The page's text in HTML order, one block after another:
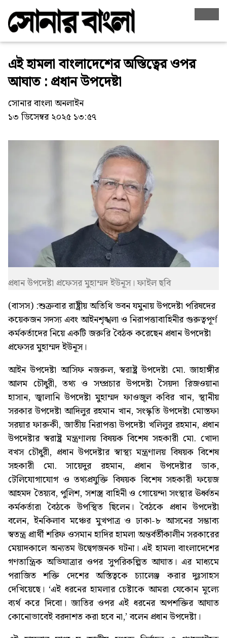
এই হামলা বাংলাদেশের অস্তিত্বের ওপর
আঘাত : প্রধান উপদেষ্টা
সোনার বাংলা অনলাইন
১৩ ডিসেম্বর ২০২৫ ১৩:৫৭
প্রধান উপদেষ্টা প্রফেসর মুহাম্মদ ইউনূস। ফাইল ছবি
(বাসস) :শুক্রবার রাষ্ট্রীয় অতিথি ভবন যমুনায় উপদেষ্টা পরিষদের
কয়েকজন সদস্য এবং আইনশৃঙ্খলা ও নিরাপত্তাবাহিনীর গুরুত্বপূর্ণ
কর্মকর্তাদের নিয়ে একটি জরুরি বৈঠক করেছেন প্রধান উপদেষ্টা
প্রফেসর মুহাম্মদ ইউনূস।
আইন উপদেষ্টা আসিফ নজরুল, স্বরাষ্ট্র উপদেষ্টা মো. জাহাঙ্গীর
আলম চৌধুরী, তথ্য ও সম্প্রচার উপদেষ্টা সৈয়দা রিজওয়ানা
হাসান, জ্বালানি উপদেষ্টা মুহাম্মদ ফাওজুল কবির খান, স্থানীয়
সরকার উপদেষ্টা আদিলুর রহমান খান, সংস্কৃতি উপদেষ্টা মোস্তফা
সরয়ার ফারুকী, জাতীয় নিরাপত্তা উপদেষ্টা খলিলুর রহমান, প্রধান
উপদেষ্টার স্বরাষ্ট্র মন্ত্রণালয় বিষয়ক বিশেষ সহকারী মো. খোদা
বখস চৌধুরী, প্রধান উপদেষ্টার স্বাস্থ্য মন্ত্রণালয় বিষয়ক বিশেষ
সহকারী মো. সায়েদুর রহমান, প্রধান উপদেষ্টার ডাক,
টেলিযোগাযোগ ও তথ্যপ্রযুক্তি বিষয়ক বিশেষ সহকারী ফয়েজ
আহমদ তৈয়্যব, পুলিশ, সশস্ত্র বাহিনী ও গোয়েন্দা সংস্থার ঊর্ধ্বতন
কর্মকর্তারা বৈঠকে উপস্থিত ছিলেন। বৈঠকে প্রধান উপদেষ্টা
বলেন, ইনকিলাব মঞ্চের মুখপাত্র ও ঢাকা-৮ আসনের সম্ভাব্য
স্বতন্ত্র প্রার্থী শরিফ ওসমান হাদির হামলা অন্তর্বর্তীকালীন সরকারের
মেয়াদকালে অন্যতম উদ্বেগজনক ঘটনা। এই হামলা বাংলাদেশের
গণতান্ত্রিক অভিযাত্রার ওপর সুপরিকল্পিত আঘাত। এর মাধ্যমে
পরাজিত শক্তি দেশের অস্তিত্বকে চ্যালেঞ্জ করার দুঃসাহস
দেখিয়েছে। ‘এই ধরনের হামলার চেষ্টাকে আমরা যেকোন মূল্যে
ব্যর্থ করে দিবো। জাতির ওপর এই ধরনের অপশক্তির আঘাত
কোনোভাবেই বরদাশত করা হবে না,’ বলেন প্রধান উপদেষ্টা।